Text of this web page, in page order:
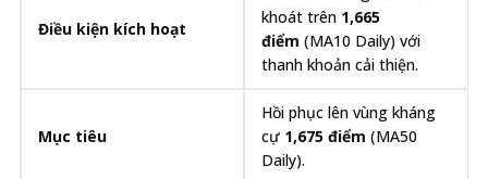
Điều kiện kích hoạt
khoát trên 1,665
điểm (MA10 Daily) với
thanh khoản cải thiện.
Mục tiêu
Hồi phục lên vùng kháng
cự 1,675 điểm (MA50
Daily).